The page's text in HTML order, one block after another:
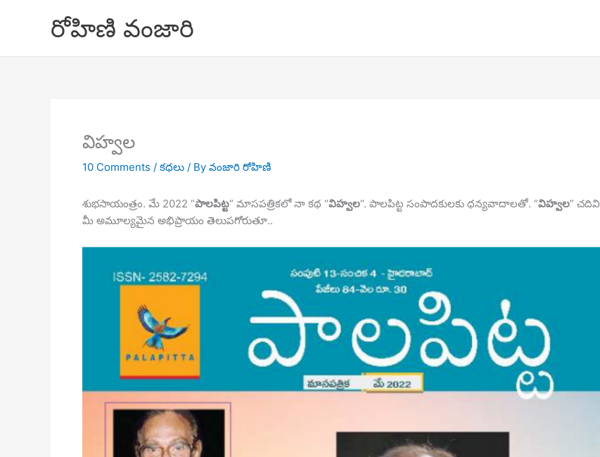
రోహిణి వంజారి
విహ్వల
10 Comments / కధలు / By వంజారి రోహిణి
శుభసాయంత్రం. మే 2022 “పాలపిట్ట” మాసపత్రికలో నా కథ “విహ్వల“. పాలపిట్ట సంపాదకులకు ధన్యవాదాలతో. “విహ్వల” చదివి
మీ అమూల్యమైన అభిప్రాయం తెలుపగోరుతూ..